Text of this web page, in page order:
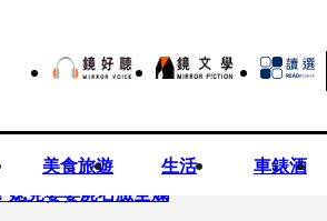
美食旅遊 生活 車錶酒
見婆婆屍右臉全爛